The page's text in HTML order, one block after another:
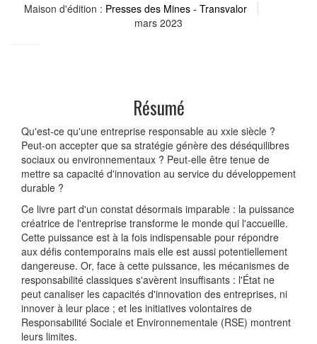
Maison d'édition : Presses des Mines - Transvalor
mars 2023
Résumé
Qu'est-ce qu'une entreprise responsable au xxie siècle ?
Peut-on accepter que sa stratégie génère des déséquilibres
sociaux ou environnementaux ? Peut-elle être tenue de
mettre sa capacité d'innovation au service du développement
durable ?
Ce livre part d'un constat désormais imparable : la puissance
créatrice de l'entreprise transforme le monde qui l'accueille.
Cette puissance est à la fois indispensable pour répondre
aux défis contemporains mais elle est aussi potentiellement
dangereuse. Or, face à cette puissance, les mécanismes de
responsabilité classiques s'avèrent insuffisants : l'État ne
peut canaliser les capacités d'innovation des entreprises, ni
innover à leur place ; et les initiatives volontaires de
Responsabilité Sociale et Environnementale (RSE) montrent
leurs limites.